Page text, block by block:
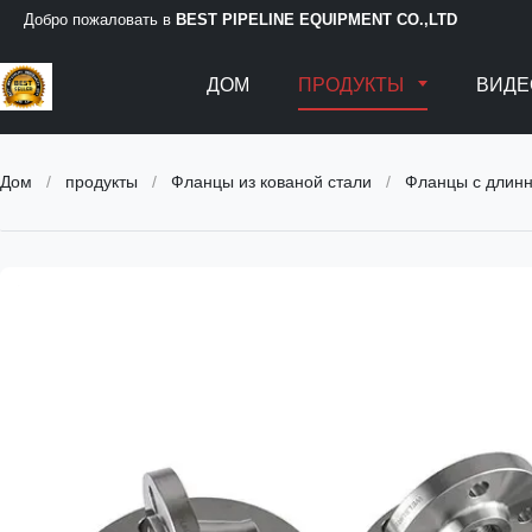
Добро пожаловать в BEST PIPELINE EQUIPMENT CO.,LTD
ДОМ ПРОДУКТЫ
Дом / продукты / Фланцы из кованой стали / Фланцы с